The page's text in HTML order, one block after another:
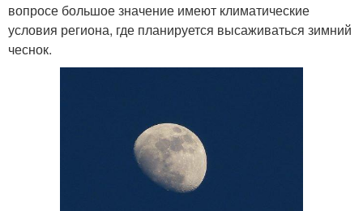
вопросе большое значение имеют климатические
условия региона, где планируется высаживаться зимний
чеснок.